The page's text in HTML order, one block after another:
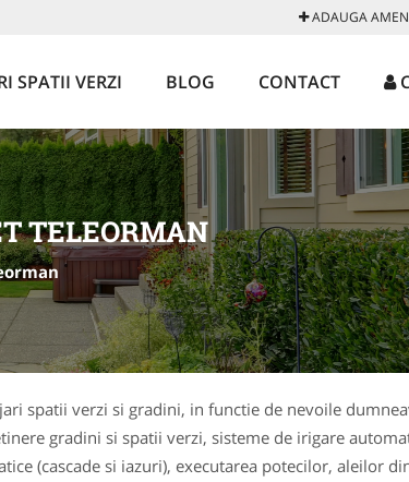
ADAUGA
SPATII VERZI BLOG CONTACT
TELEORMAN
spatii verzi si gradini, in functie de nevoile
gradini si spatii verzi, sisteme de irigare
(cascade si iazuri), executarea potecilor, aleilor